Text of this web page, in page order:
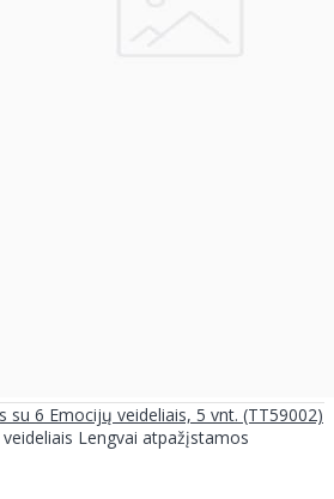
su 6 Emocijų veideliais, 5 vnt. (TT59002)
Lengvai atpažįstamos